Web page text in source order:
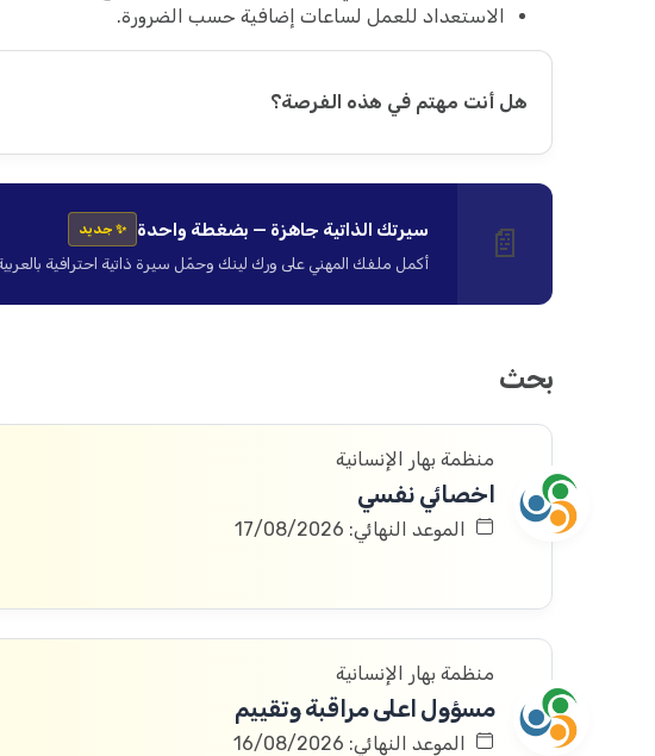
الاستعداد للعمل لساعات إضافية حسب الضرورة.
هل أنت مهتم في هذه الفرصة؟
📄 سيرتك الذاتية جاهزة — بضغطة واحدة ✨ جديد
أكمل ملفك المهني على ورك لينك وحمّل سيرة ذاتية احترافية
بحث
منظمة بهار الإنسانية
اخصائي نفسي
الموعد النهائي: 17/08/2026
منظمة بهار الإنسانية
مسؤول اعلى مراقبة وتقييم
الموعد النهائي: 16/08/2026